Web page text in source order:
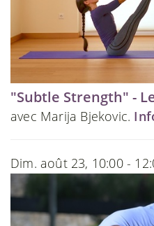
"Subtle Strength" -
avec Marija Bjekovic.
Dim. août 23, 10:00 -